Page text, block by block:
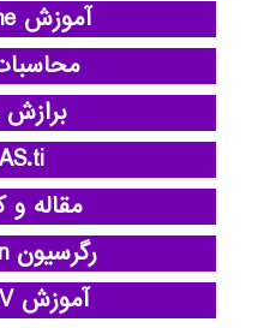
آموزش clementine
مقاله
رگرسیون regression
آموزش EMTP-RV